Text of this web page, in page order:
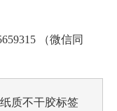
（微信同
质不干胶标签